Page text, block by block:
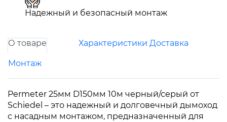
Надежный и безопасный монтаж
О товаре Характеристики Доставка
Монтаж
Permeter 25мм D150мм 10м черный/серый от
Schiedel – это надежный и долговечный дымоход
с насадным монтажом, предназначенный для